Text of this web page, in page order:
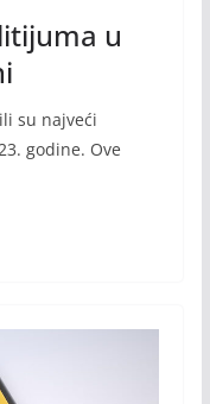
u
su najveći
godine. Ove